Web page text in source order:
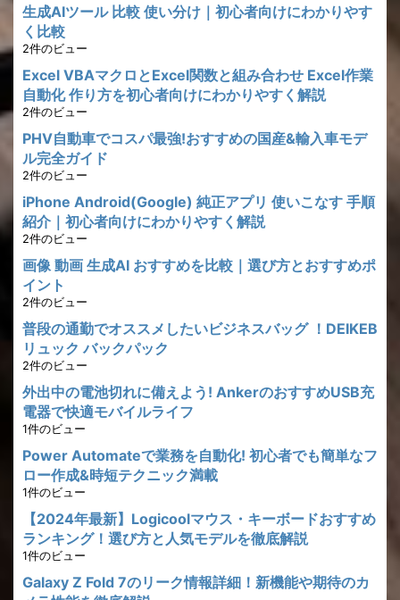
生成AIツール 比較 使い分け｜初心者向けにわかりやす
く比較
2件のビュー
Excel VBAマクロとExcel関数と組み合わせ Excel作業
自動化 作り方を初心者向けにわかりやすく解説
2件のビュー
PHV自動車でコスパ最強!おすすめの国産&輸入車モデ
ル完全ガイド
2件のビュー
iPhone Android(Google) 純正アプリ 使いこなす 手順
紹介｜初心者向けにわかりやすく解説
2件のビュー
画像 動画 生成AI おすすめを比較｜選び方とおすすめポ
イント
2件のビュー
普段の通勤でオススメしたいビジネスバッグ ！DEIKEB
リュック バックパック
2件のビュー
外出中の電池切れに備えよう! AnkerのおすすめUSB充
電器で快適モバイルライフ
1件のビュー
Power Automateで業務を自動化! 初心者でも簡単なフ
ロー作成&時短テクニック満載
1件のビュー
【2024年最新】Logicoolマウス・キーボードおすすめ
ランキング！選び方と人気モデルを徹底解説
1件のビュー
Galaxy Z Fold 7のリーク情報詳細！新機能や期待のカ